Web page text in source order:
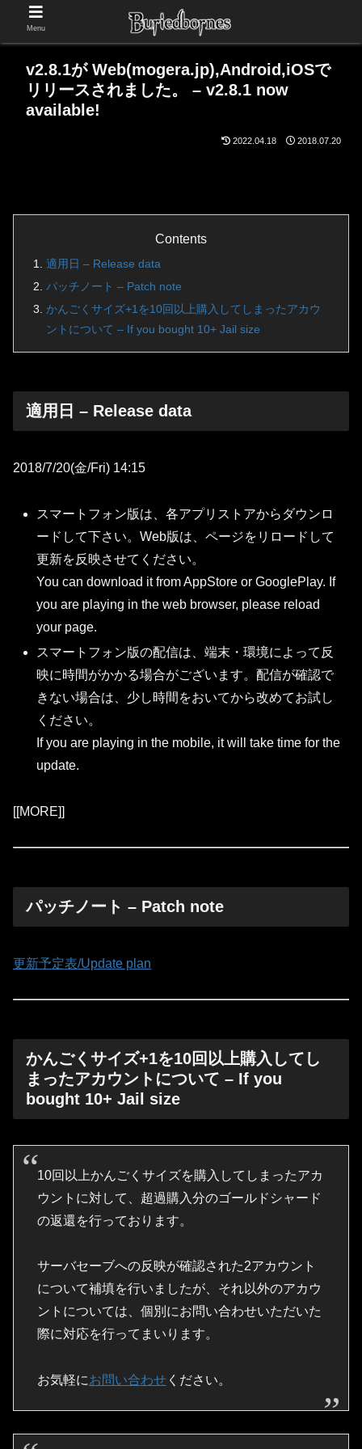
v2.8.1が Web(mogera.jp),Android,iOSで
リリースされました。 – v2.8.1 now
available!
2022.04.18 2018.07.20
Contents
適用日 – Release data
パッチノート – Patch note
かんごくサイズ+1を10回以上購入してしまったアカウ
ントについて – If you bought 10+ Jail size
適用日 – Release data
2018/7/20(金/Fri) 14:15
スマートフォン版は、各アプリストアからダウンロ
ードして下さい。Web版は、ページをリロードして
更新を反映させてください。
You can download it from AppStore or GooglePlay. If
you are playing in the web browser, please reload
your page.
スマートフォン版の配信は、端末・環境によって反
映に時間がかかる場合がございます。配信が確認で
きない場合は、少し時間をおいてから改めてお試し
ください。
If you are playing in the mobile, it will take time for the
update.
[[MORE]]
パッチノート – Patch note
更新予定表/Update plan
かんごくサイズ+1を10回以上購入してし
まったアカウントについて – If you
bought 10+ Jail size
10回以上かんごくサイズを購入してしまったアカ
ウントに対して、超過購入分のゴールドシャード
の返還を行っております。
サーバセーブへの反映が確認された2アカウント
について補填を行いましたが、それ以外のアカウ
ントについては、個別にお問い合わせいただいた
際に対応を行ってまいります。
お気軽にお問い合わせください。
Menu